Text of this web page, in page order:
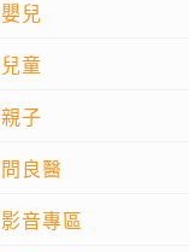
嬰兒
兒童
親子
問良醫
影音專區